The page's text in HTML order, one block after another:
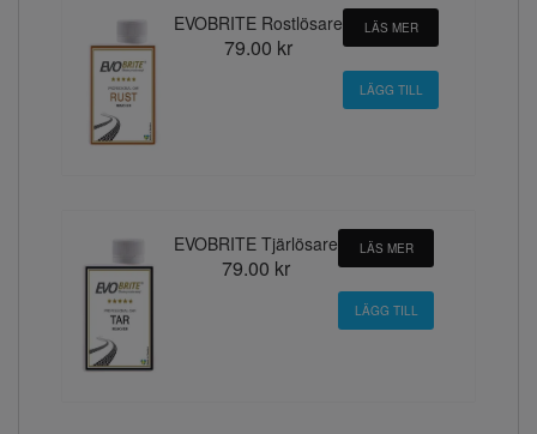
EVOBRITE Rostlösare
79.00 kr
LÄS MER
EVOBRITE Tjärlösare
79.00 kr
LÄS MER